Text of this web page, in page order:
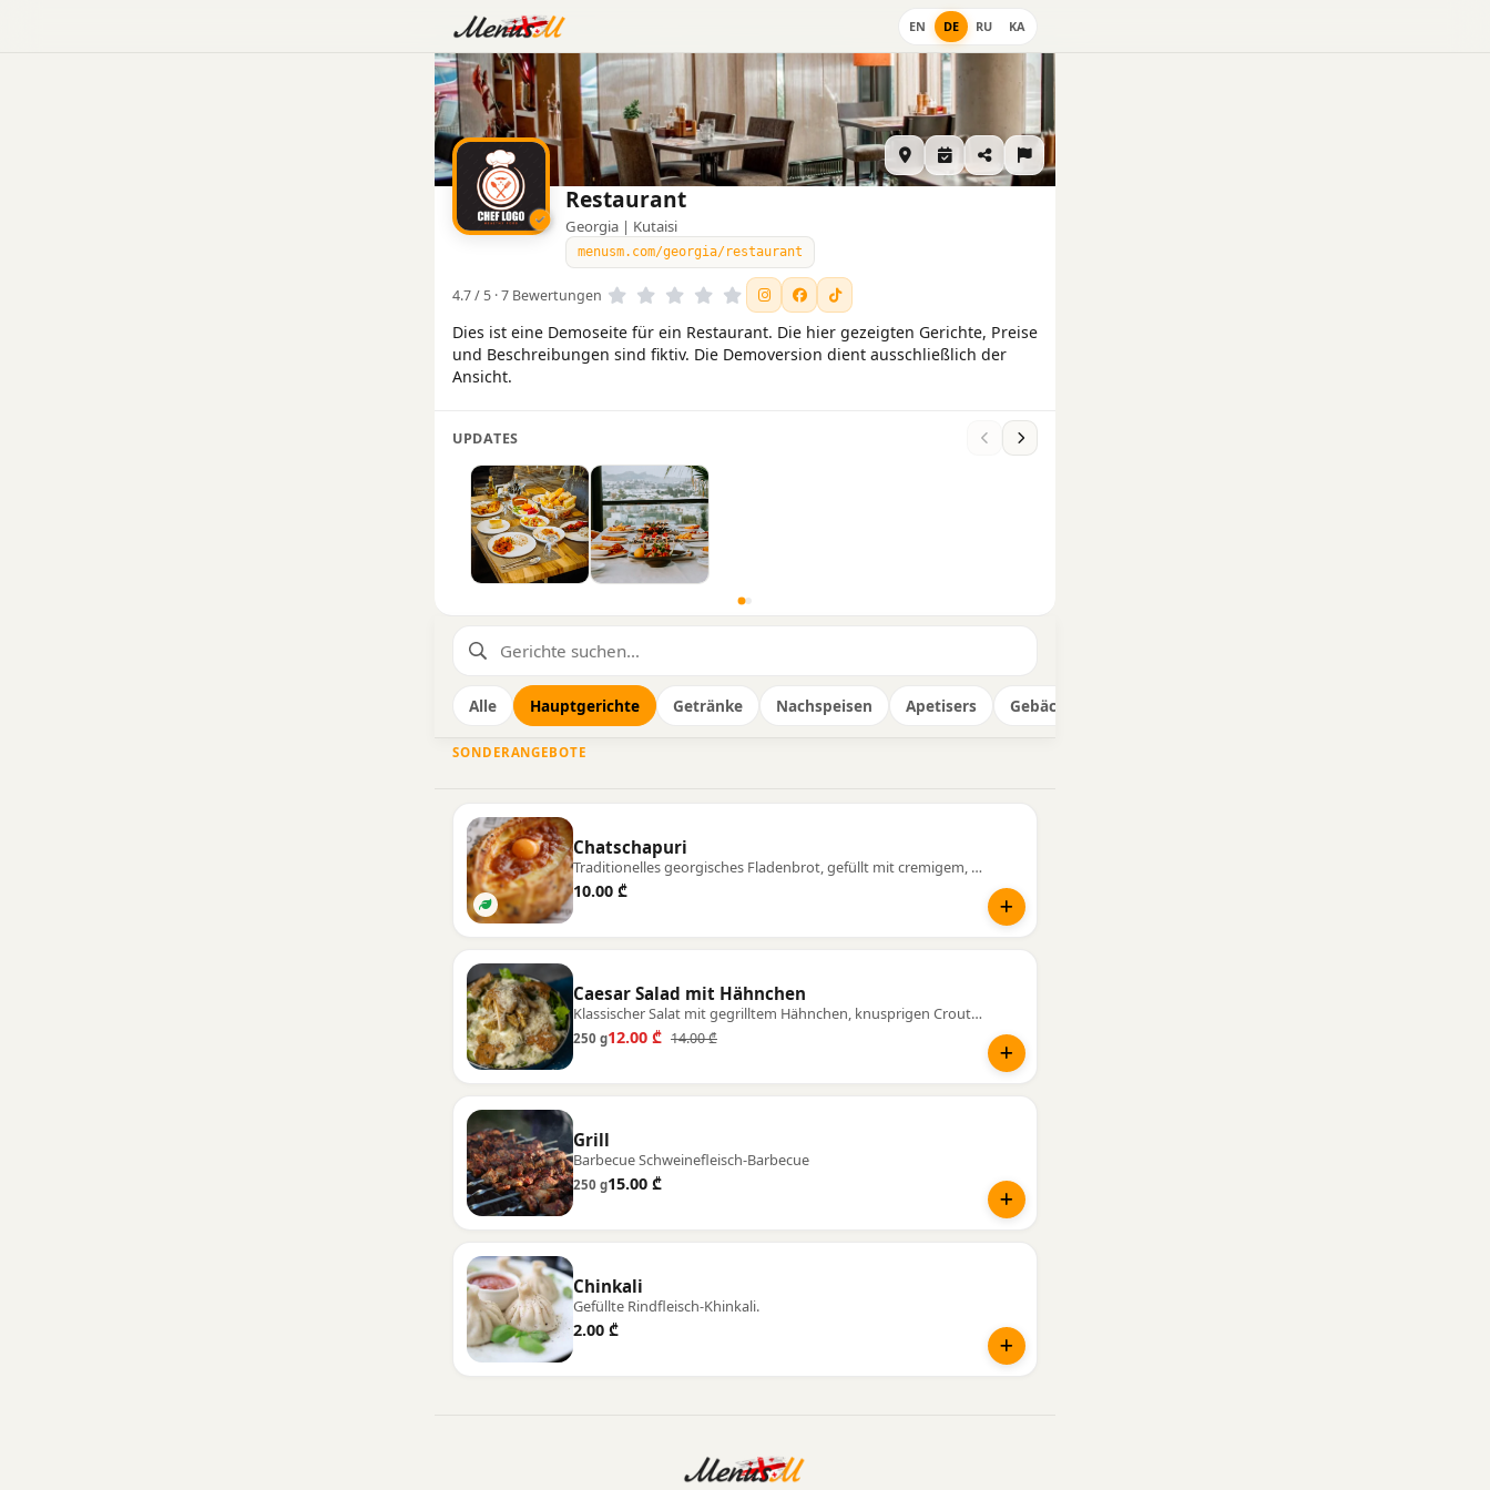
EN DE RU KA
Restaurant
Georgia | Kutaisi
menusm.com/georgia/restaurant
4.7 / 5 · 7 Bewertungen
Dies ist eine Demoseite für ein Restaurant. Die hier gezeigten Gerichte, Preise
und Beschreibungen sind fiktiv. Die Demoversion dient ausschließlich der
Ansicht.
UPDATES
Alle Hauptgerichte Getränke Nachspeisen Apetisers Gebäck
SONDERANGEBOTE
Chatschapuri
Traditionelles georgisches Fladenbrot, gefüllt mit cremigem, geschmolzenem Käse.
10.00 ₾
Caesar Salad mit Hähnchen
Klassischer Salat mit gegrilltem Hähnchen, knusprigen Croutons und Parmesan.
250 g12.00 ₾ 14.00 ₾
Grill
Barbecue Schweinefleisch-Barbecue
250 g15.00 ₾
Chinkali
Gefüllte Rindfleisch-Khinkali.
2.00 ₾